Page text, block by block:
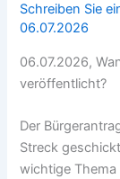
Schreiben Sie
06.07.2026
06.07.2026,
veröffentlicht?
Der
Streck
wichtige